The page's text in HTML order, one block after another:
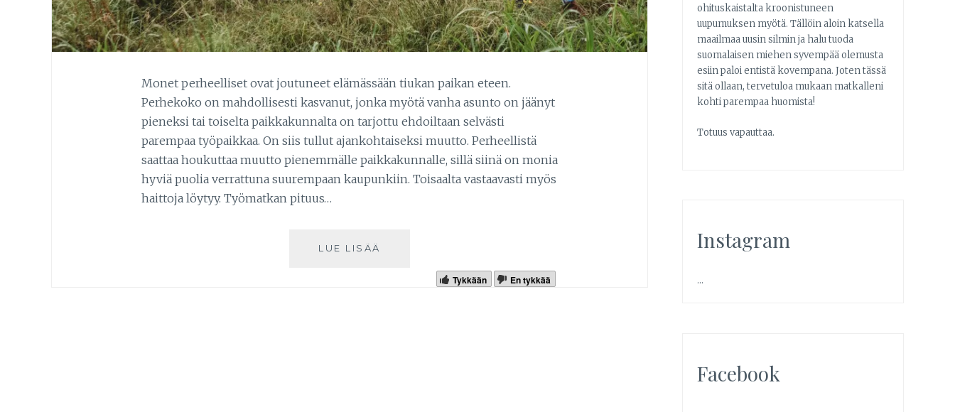
Monet perheelliset ovat joutuneet elämässään tiukan paikan eteen.
Perhekoko on mahdollisesti kasvanut, jonka myötä vanha asunto on jäänyt
pieneksi tai toiselta paikkakunnalta on tarjottu ehdoiltaan selvästi
parempaa työpaikkaa. On siis tullut ajankohtaiseksi muutto. Perheellistä
saattaa houkuttaa muutto pienemmälle paikkakunnalle, sillä siinä on monia
hyviä puolia verrattuna suurempaan kaupunkiin. Toisaalta vastaavasti myös
haittoja löytyy. Työmatkan pituus…
LUE LISÄÄ
Tykkään En tykkää
ohituskaistalta kroonistuneen
uupumuksen myötä. Tällöin aloin katsella
maailmaa uusin silmin ja halu tuoda
suomalaisen miehen syvempää olemusta
esiin paloi entistä kovempana. Joten tässä
sitä ollaan, tervetuloa mukaan matkalleni
kohti parempaa huomista!
Totuus vapauttaa.
Instagram
…
Facebook